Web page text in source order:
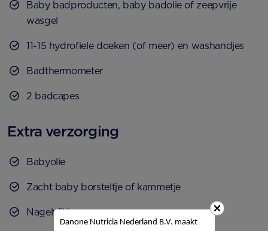
Baby badproducten, baby badolie of zeepvrije
wasgel
11-15 hydrofiele doeken (of meer) en washandjes
Badthermometer
2 badcapes
Extra verzorging
Babyolie
Zacht baby borsteltje of kammetje
Nagelvijltjes
Danone Nutricia Nederland B.V. maakt